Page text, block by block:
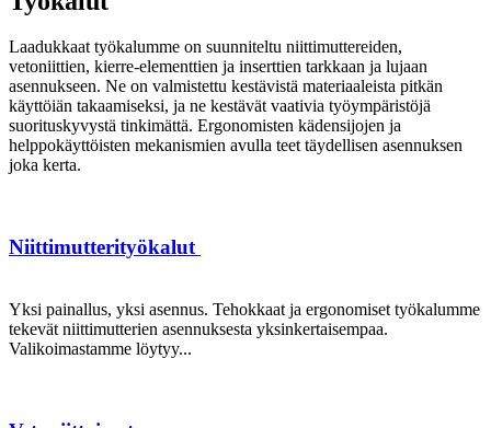
Laadukkaat työkalumme on suunniteltu niittimuttereiden,
vetoniittien, kierre-elementtien ja inserttien tarkkaan ja lujaan
asennukseen. Ne on valmistettu kestävistä materiaaleista pitkän
käyttöiän takaamiseksi, ja ne kestävät vaativia työympäristöjä
suorituskyvystä tinkimättä. Ergonomisten kädensijojen ja
helppokäyttöisten mekanismien avulla teet täydellisen asennuksen
joka kerta.
Niittimutterityökalut
Yksi painallus, yksi asennus. Tehokkaat ja ergonomiset työkalumme
tekevät niittimutterien asennuksesta yksinkertaisempaa.
Valikoimastamme löytyy...